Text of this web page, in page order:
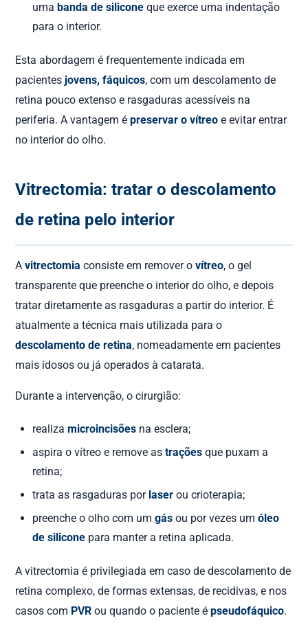
uma banda de silicone que exerce uma indentação
para o interior.
Esta abordagem é frequentemente indicada em
pacientes jovens, fáquicos, com um descolamento de
retina pouco extenso e rasgaduras acessíveis na
periferia. A vantagem épreservar o vítreo e evitar entrar
no interior do olho.
Vitrectomia: tratar o descolamento
de retina pelo interior
Avitrectomia consiste em remover ovítreo, o gel
transparente que preenche o interior do olho, e depois
tratar diretamente as rasgaduras a partir do interior. É
atualmente a técnica mais utilizada para o
descolamento de retina, nomeadamente em pacientes
mais idosos ou já operados à catarata.
Durante a intervenção, o cirurgião:
realizamicroincisões na esclera;
aspira o vítreo e remove astrações que puxam a
retina;
trata as rasgaduras por laser ou crioterapia;
preenche o olho com umgás ou por vezes umóleo
de silicone para manter a retina aplicada.
A vitrectomia é privilegiada em caso de descolamento de
retina complexo, de formas extensas, de recidivas, e nos
casos com PVR ou quando o paciente épseudofáquico.